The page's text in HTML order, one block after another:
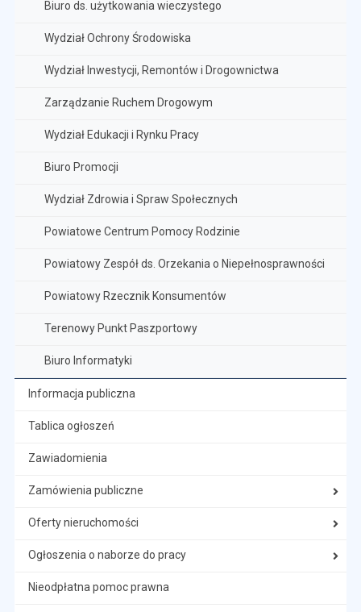
Biuro ds. użytkowania wieczystego
Wydział Ochrony Środowiska
Wydział Inwestycji, Remontów i Drogownictwa
Zarządzanie Ruchem Drogowym
Wydział Edukacji i Rynku Pracy
Biuro Promocji
Wydział Zdrowia i Spraw Społecznych
Powiatowe Centrum Pomocy Rodzinie
Powiatowy Zespół ds. Orzekania o Niepełnosprawności
Powiatowy Rzecznik Konsumentów
Terenowy Punkt Paszportowy
Biuro Informatyki
Informacja publiczna
Tablica ogłoszeń
Zawiadomienia
Zamówienia publiczne
Oferty nieruchomości
Ogłoszenia o naborze do pracy
Nieodpłatna pomoc prawna